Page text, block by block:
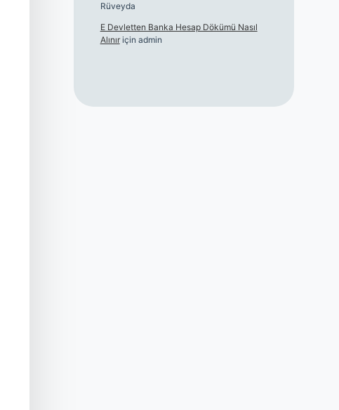
Rüveyda
E Devletten Banka Hesap Dökümü Nasıl
Alınıriçin admin